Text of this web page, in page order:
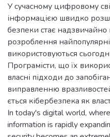
У сучасному цифровому
інформацією швидко
безпеки стає
розроблення
використовуються
Програмісти, що їх
власні підходи до
виправленню
ється кібербезпека як
In today's digital world,
information is rapidly